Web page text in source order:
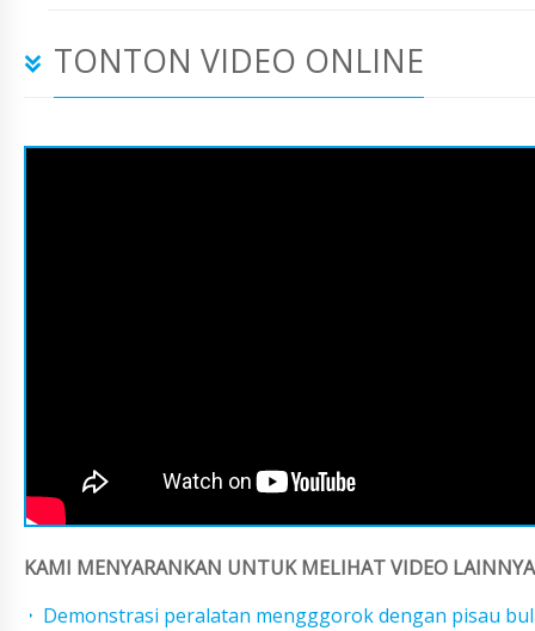
TONTON VIDEO ONLINE
KAMI MENYARANKAN UNTUK MELIHAT VIDEO
Demonstrasi peralatan mengggorok dengan pisau